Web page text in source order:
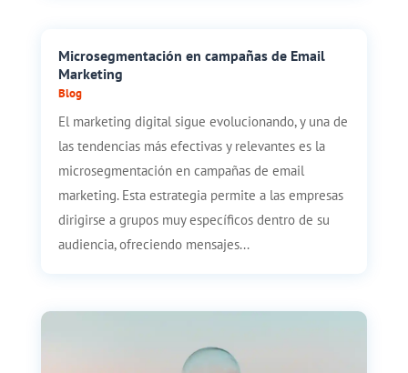
Microsegmentación en campañas de Email
Marketing
Blog
El marketing digital sigue evolucionando, y una de
las tendencias más efectivas y relevantes es la
microsegmentación en campañas de email
marketing. Esta estrategia permite a las empresas
dirigirse a grupos muy específicos dentro de su
audiencia, ofreciendo mensajes...